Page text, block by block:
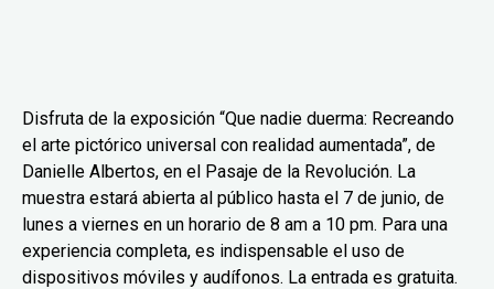
Disfruta de la exposición “Que nadie duerma: Recreando
el arte pictórico universal con realidad aumentada”, de
Danielle Albertos, en el Pasaje de la Revolución. La
muestra estará abierta al público hasta el 7 de junio, de
lunes a viernes en un horario de 8 am a 10 pm. Para una
experiencia completa, es indispensable el uso de
dispositivos móviles y audífonos. La entrada es gratuita.